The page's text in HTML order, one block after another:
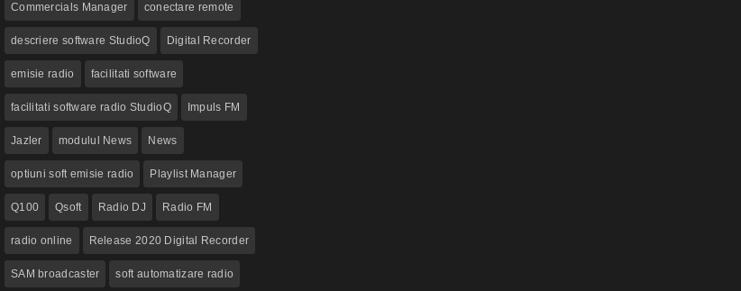
Commercials Manager conectare remote
descriere software StudioQ Digital Recorder
emisie radio facilitati software
facilitati software radio StudioQ Impuls FM
Jazler modulul News News
optiuni soft emisie radio Playlist Manager
Q100 Qsoft Radio DJ Radio FM
radio online Release 2020 Digital Recorder
SAM broadcaster soft automatizare radio